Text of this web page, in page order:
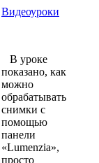
Видеоуроки
В уроке
показано, как
можно
обрабатывать
снимки с
помощью
панели
«Lumenzia»,
просто